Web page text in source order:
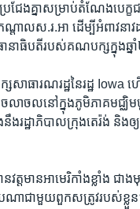
ជែង​គ្នា​សម្រាប់​តំណែង​បេ
ែក​កណ្តាល​ស.រ.អា ដើម្បី​អំ
ានាធិបតី​របស់​គណបក្ស​ក្នុង​ឆ្ន
សាធារណរដ្ឋនៃរដ្ឋ Iowa
លាចលនៅ​ក្នុងភូមិភាគ​មជ្ឈិម
ដ្ឋាភិបាល​ក្រុង​តេរ៉ង់ និង​ឲ្យ​
ន​វត្តមាន​អាមេរិកាំង​ខ្លាំង​ ជ
បណា​ជាមួយ​ពួក​សត្រូវ​របស់​ខ្លួន